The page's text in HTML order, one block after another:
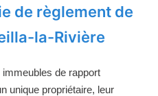
de règlement de
la-Rivière
de rapport
unique propriétaire, leur